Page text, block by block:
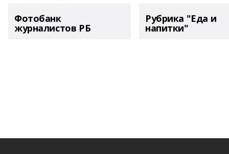
Фотобанк
журналистов РБ
Рубрика "Еда и
напитки"